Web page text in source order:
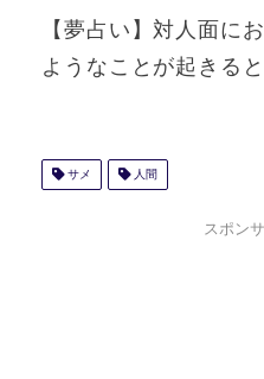
【夢占い】対人面に
ようなことが起きる
サメ 人間
スポン